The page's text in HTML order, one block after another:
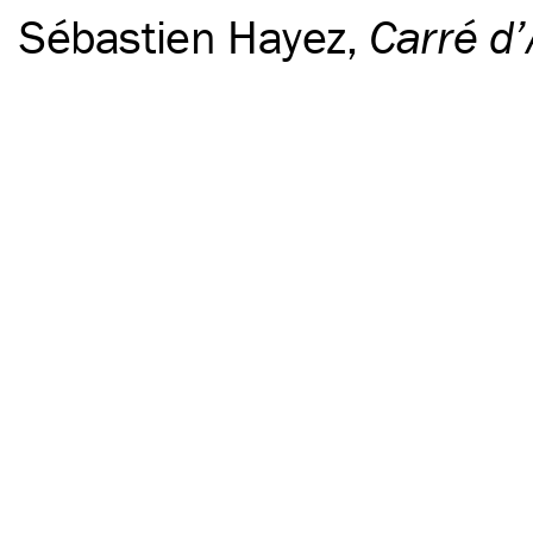
Sébastien Hayez, Carré